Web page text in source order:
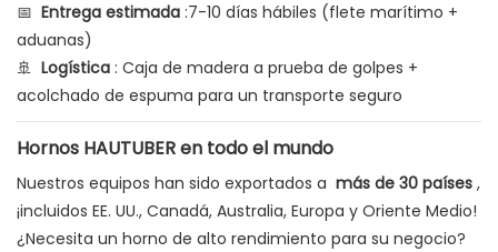
📅 Entrega estimada :7-10 días hábiles (flete marítimo +
aduanas)
🚢 Logística : Caja de madera a prueba de golpes +
acolchado de espuma para un transporte seguro
Hornos HAUTUBER en todo el mundo
Nuestros equipos han sido exportados a más de 30 países ,
¡incluidos EE. UU., Canadá, Australia, Europa y Oriente Medio!
¿Necesita un horno de alto rendimiento para su negocio?